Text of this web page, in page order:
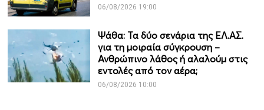
06/08/2026 19:00
Ψάθα: Τα δύο σενάρια της ΕΛ.ΑΣ.
για τη μοιραία σύγκρουση –
Ανθρώπινο λάθος ή αλαλούμ στις
εντολές από τον αέρα;
06/08/2026 10:00